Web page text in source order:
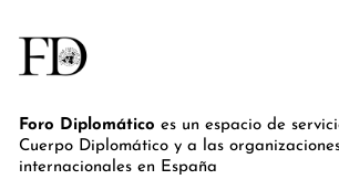
Foro Diplomático es un espacio de
Cuerpo Diplomático y a las
internacionales en España